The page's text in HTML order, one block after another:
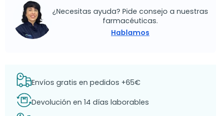
¿Necesitas ayuda? Pide consejo a nuestras
farmacéuticas.
Hablamos
Envíos gratis en pedidos +65€
Devolución en 14 días laborables